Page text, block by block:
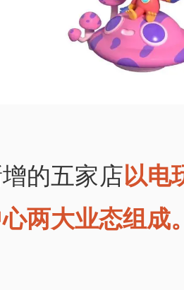
的五家店以电
两大业态组成